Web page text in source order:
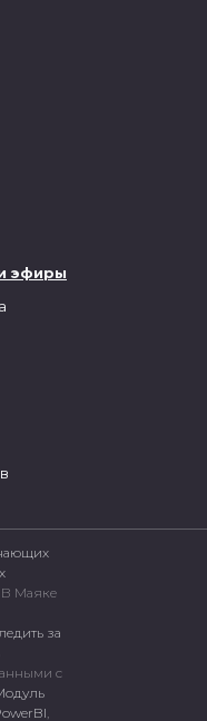
эфиры
В Маяке
за
с
,